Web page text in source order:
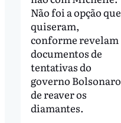
Não foi a opção que
quiseram,
conforme revelam
documentos de
tentativas do
governo Bolsonaro
de reaver os
diamantes.